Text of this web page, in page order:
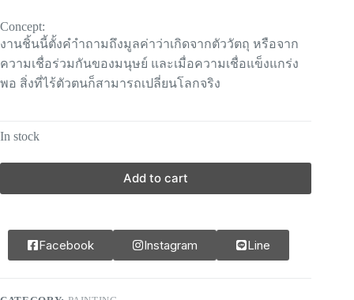
Concept:
งานชิ้นนี้ตั้งคำำถามถึงมูลค่าว่าเกิดจากตัววัตถุ หรือจาก
ความเชื่อร่วมกันของมนุษย์ และเมื่อความเชื่อแข็งแกร่ง
พอ สิ่งที่ไร้ตัวตนก็สามารถเปลี่ยนโลกจริง
In stock
Add to cart
Facebook Instagram Line